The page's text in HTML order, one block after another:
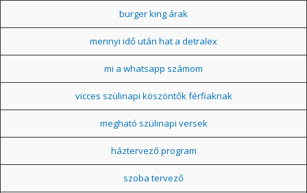
burger king árak
mennyi idő után hat a detralex
mi a whatsapp számom
vicces szülinapi köszöntők férfiaknak
megható szülinapi versek
háztervező program
szoba tervező